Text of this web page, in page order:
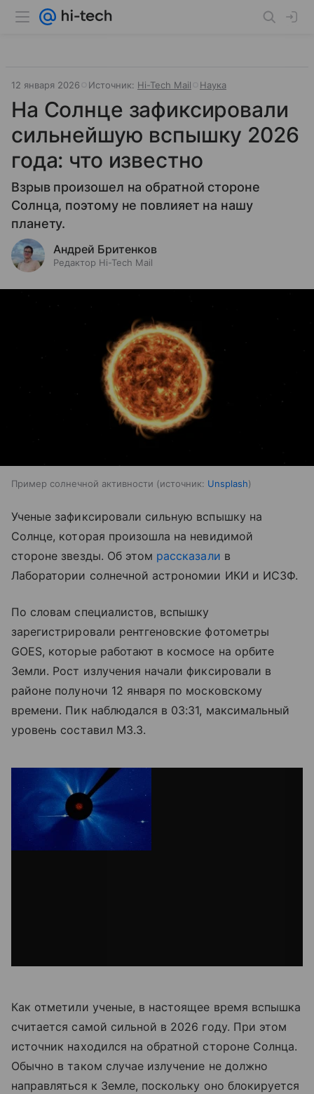
12 января 2026 Источник: Hi-Tech Mail Наука
На Солнце зафиксировали
сильнейшую вспышку 2026
года: что известно
Взрыв произошел на обратной стороне
Солнца, поэтому не повлияет на нашу
планету.
Андрей Бритенков
Редактор Hi-Tech Mail
Пример солнечной активности источник: Unsplash
Ученые зафиксировали сильную вспышку на
Солнце, которая произошла на невидимой
стороне звезды. Об этом рассказали в
Лаборатории солнечной астрономии ИКИ и ИСЗФ.
По словам специалистов, вспышку
зарегистрировали рентгеновские фотометры
GOES, которые работают в космосе на орбите
Земли. Рост излучения начали фиксировали в
районе полуночи 12 января по московскому
времени. Пик наблюдался в 03:31, максимальный
уровень составил M3.3.
Как отметили ученые, в настоящее время вспышка
считается самой сильной в 2026 году. При этом
источник находился на обратной стороне Солнца.
Обычно в таком случае излучение не должно
направляться к Земле, поскольку оно блокируется